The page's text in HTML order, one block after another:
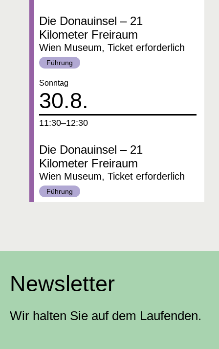
Die Donauinsel – 21
Kilometer Freiraum
Wien Museum, Ticket erforderlich
Kategorie:
Führung
Die Donauinsel – 21
Kilometer Freiraum
Wien Museum, Ticket erforderlich
Kategorie:
Führung
Datum:
30.8.
Sonntag
um
11:30–12:30
Newsletter
Wir halten Sie auf dem Laufenden.